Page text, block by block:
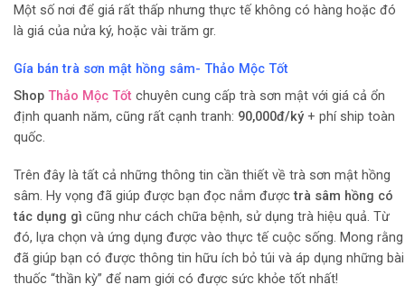
Một số nơi để giá rất thấp nhưng thực tế không có hàng hoặc đó
là giá của nửa ký, hoặc vài trăm gr.
Gía bán trà sơn mật hồng sâm- Thảo Mộc Tốt
Shop Thảo Mộc Tốt chuyên cung cấp trà sơn mật với giá cả ổn
định quanh năm, cũng rất cạnh tranh: 90,000đ/ký + phí ship toàn
quốc.
Trên đây là tất cả những thông tin cần thiết về trà sơn mật hồng
sâm. Hy vọng đã giúp được bạn đọc nắm đượctrà sâm hồng có
tác dụng gì cũng như cách chữa bệnh, sử dụng trà hiệu quả. Từ
đó, lựa chọn và ứng dụng được vào thực tế cuộc sống. Mong rằng
đã giúp bạn có được thông tin hữu ích bỏ túi và áp dụng những bài
thuốc “thần kỳ” để nam giới có được sức khỏe tốt nhất!